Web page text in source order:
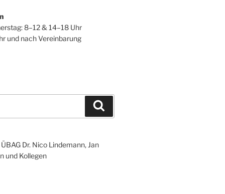
8–12 & 14–18 Uhr
und nach Vereinbarung
Dr. Nico Lindemann, Jan
und Kollegen